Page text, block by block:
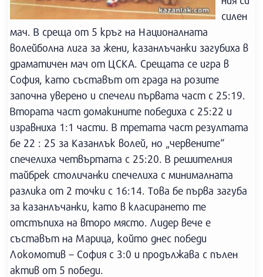
силен
мач. В среща от 5 кръг на Националната
волейболна лига за жени, казанлъчанки загубиха в
драматичен мач от ЦСКА. Срещата се игра в
София, като съставът от града на розите
започна уверено и спечели първата част с 25:19.
Втората част домакините победиха с 25:22 и
изравниха 1:1 части. В третата част резултата
бе 22 : 25 за Казанлък волей, но „червените“
спечелиха четвъртата с 25:20. В решителния
тайбрек столичанки спечелиха с минималната
разлика от 2 точки с 16:14. Това бе първа загуба
за казанлъчанки, като в класирането те
отстъпиха на второ място. Лидер вече е
съставът на Марица, който днес победи
Локомотив – София с 3:0 и продължава с пълен
актив от 5 победи.